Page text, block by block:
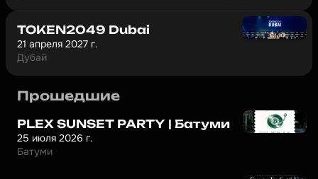
TOKEN2049 Dubai
21 апреля 2027 г.
Дубай
Прошедшие
PLEX SUNSET PARTY | Батуми
25 июля 2026 г.
Батуми